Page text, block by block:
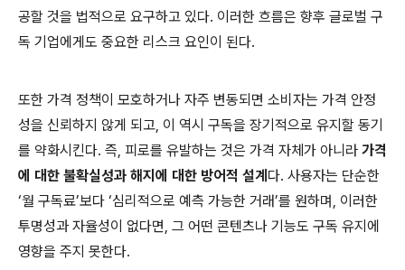
공할 것을 법적으로 요구하고 있다. 이러한 흐름은 향후 글로벌 구
독 기업에게도 중요한 리스크 요인이 된다.
또한 가격 정책이 모호하거나 자주 변동되면 소비자는 가격 안정
성을 신뢰하지 않게 되고, 이 역시 구독을 장기적으로 유지할 동기
를 약화시킨다. 즉, 피로를 유발하는 것은 가격 자체가 아니라 가격
에 대한 불확실성과 해지에 대한 방어적 설계 다. 사용자는 단순한
‘월 구독료’보다 ‘심리적으로 예측 가능한 거래’를 원하며, 이러한
투명성과 자율성이 없다면, 그 어떤 콘텐츠나 기능도 구독 유지에
영향을 주지 못한다.